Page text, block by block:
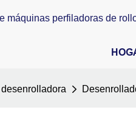
máquinas perfiladoras de